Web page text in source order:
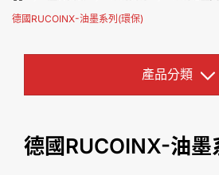
德國RUCOINX-油墨系列(環保)
產品分類
德國RUCOINX-油墨